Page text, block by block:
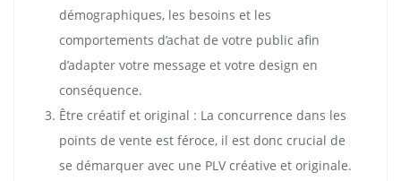
démographiques, les besoins et les
comportements d’achat de votre public afin
d’adapter votre message et votre design en
conséquence.
Être créatif et original : La concurrence dans les
points de vente est féroce, il est donc crucial de
se démarquer avec une PLV créative et originale.